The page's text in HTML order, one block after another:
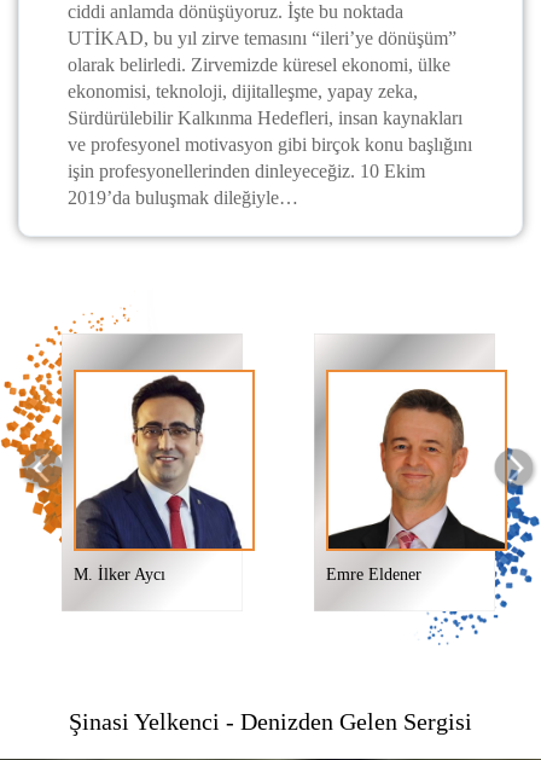
ciddi anlamda dönüşüyoruz. İşte bu noktada
UTİKAD, bu yıl zirve temasını “ileri’ye dönüşüm”
olarak belirledi. Zirvemizde küresel ekonomi, ülke
ekonomisi, teknoloji, dijitalleşme, yapay zeka,
Sürdürülebilir Kalkınma Hedefleri, insan kaynakları
ve profesyonel motivasyon gibi birçok konu başlığını
işin profesyonellerinden dinleyeceğiz. 10 Ekim
2019’da buluşmak dileğiyle…
Tamer Kıran
Şinasi Yelkenci - Denizden Gelen Sergisi